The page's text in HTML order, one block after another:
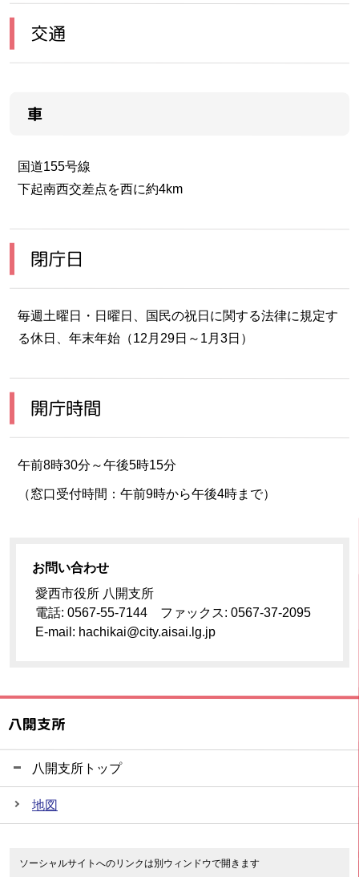
交通
車
国道155号線
下起南西交差点を西に約4km
閉庁日
毎週土曜日・日曜日、国民の祝日に関する法律に規定す
る休日、年末年始（12月29日～1月3日）
開庁時間
午前8時30分～午後5時15分
（窓口受付時間：午前9時から午後4時まで）
お問い合わせ
愛西市役所 八開支所
電話: 0567-55-7144 ファックス: 0567-37-2095
E-mail: hachikai@city.aisai.lg.jp
八開支所
八開支所トップ
地図
ソーシャルサイトへのリンクは別ウィンドウで開きます